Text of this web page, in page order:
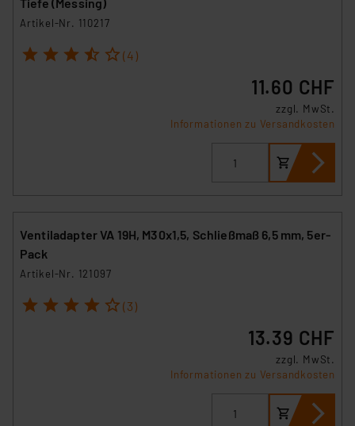
Tiefe (Messing)
Artikel-Nr. 110217
1 2 3 4 5 (4)
11.60 CHF
zzgl. MwSt.
Informationen zu Versandkosten
Ventiladapter VA 19H, M30x1,5, Schließmaß 6,5 mm, 5er-
Pack
Artikel-Nr. 121097
1 2 3 4 5 (3)
13.39 CHF
zzgl. MwSt.
Informationen zu Versandkosten